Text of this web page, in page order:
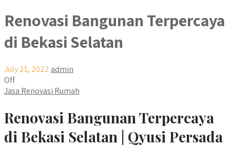
Renovasi Bangunan Terpercaya
di Bekasi Selatan
July 21, 2022 admin
Off
Jasa Renovasi Rumah
Renovasi Bangunan Terpercaya
di Bekasi Selatan | Qyusi Persada